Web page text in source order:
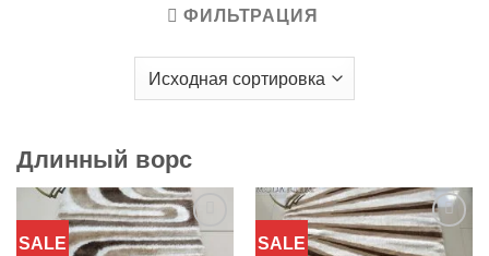
ФИЛЬТРАЦИЯ
Длинный ворс
SALE
Добавить
SALE
Добавить